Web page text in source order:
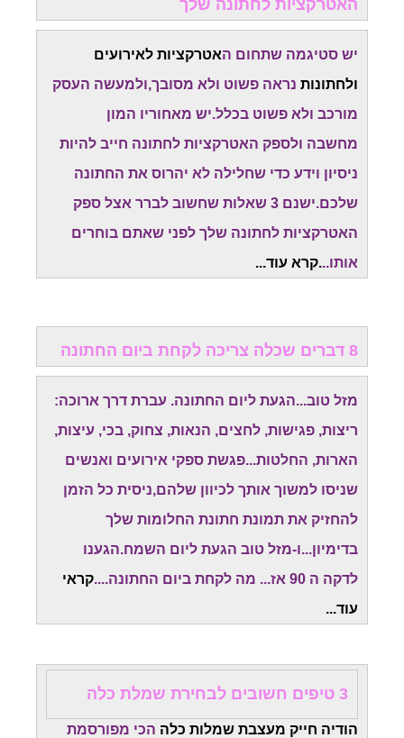
האטרקציות לחתונה שלך
יש סטיגמה שתחום האטרקציות לאירועים
ולחתונות נראה פשוט ולא מסובך,ולמעשה העסק
מורכב ולא פשוט בכלל.יש מאחוריו המון
מחשבה ולספק האטרקציות לחתונה חייב להיות
ניסיון וידע כדי שחלילה לא יהרוס את החתונה
שלכם.
ישנם 3 שאלות שחשוב לברר אצל ספק
האטרקציות לחתונה שלך לפני שאתם בוחרים
אותו...קרא עוד...
8 דברים שכלה צריכה לקחת ביום החתונה
מזל טוב...הגעת ליום החתונה. עברת דרך ארוכה:
ריצות, פגישות, לחצים, הנאות, צחוק, בכי, עיצות,
הארות, החלטות...פגשת ספקי אירועים ואנשים
שניסו למשוך אותך לכיוון שלהם,ניסית כל הזמן
להחזיק את תמונת חתונת החלומות שלך
בדימיון...ו-מזל טוב הגעת ליום השמח.הגענו
לדקה ה 90 אז... מה לקחת ביום החתונה....
קראי
עוד...
3 טיפים חשובים לבחירת שמלת כלה
הודיה חייק מעצבת שמלות כלה הכי מפורסמת